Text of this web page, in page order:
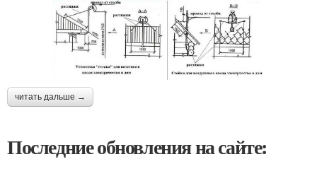
читать дальше →
Последние обновления на сайте: